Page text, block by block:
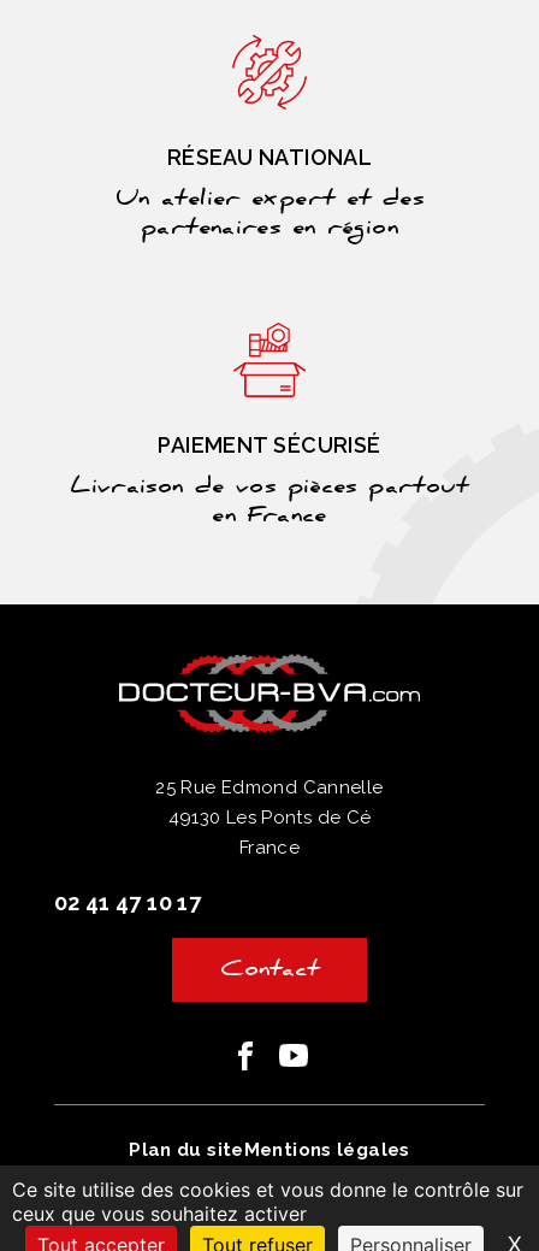
Ce site utilise des cookies et vous donne le contrôle sur
ceux que vous souhaitez activer
Tout accepter
Tout refuser Personnaliser X
RÉSEAU NATIONAL
Un atelier expert et des
partenaires en région
PAIEMENT SÉCURISÉ
Livraison de vos pièces partout
en France
25 Rue Edmond Cannelle
49130 Les Ponts de Cé
France
02 41 47 10 17
Contact
FacebookYoutube
Plan du siteMentions légales
Conditions générales de vente
© MonaGraphic 2025